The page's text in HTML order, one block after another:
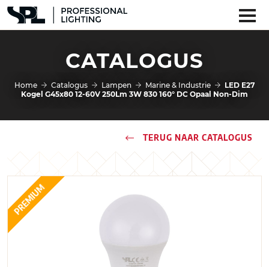
CATALOGUS
Home Catalogus Lampen Marine & Industrie
LED E27
Kogel G45x80 12-60V 250Lm 3W 830 160° DC Opaal Non-Dim
TERUG NAAR CATALOGUS
PREMIUM